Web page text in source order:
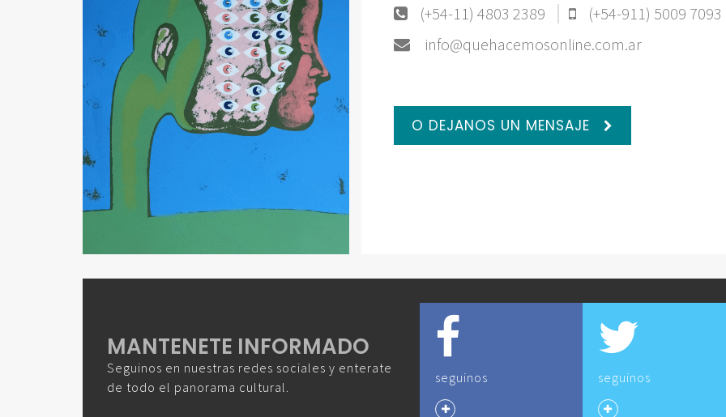
(+54-11) 4803 2389
(+54-911) 5009 7093
info@quehacemosonline.com.ar
O DEJANOS UN MENSAJE
MANTENETE INFORMADO
Seguinos en nuestras redes sociales y enterate
de todo el panorama cultural.
seguinos seguinos